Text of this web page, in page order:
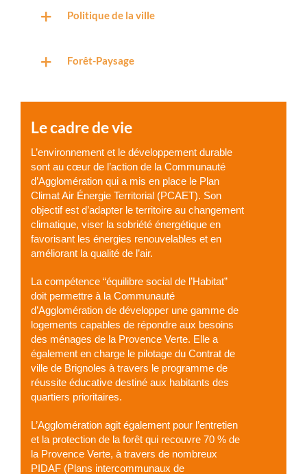
Politique de la ville
Forêt-Paysage
Le cadre de vie
L’environnement et le développement durable
sont au cœur de l’action de la Communauté
d’Agglomération qui a mis en place le Plan
Climat Air Énergie Territorial (PCAET). Son
objectif est d’adapter le territoire au changement
climatique, viser la sobriété énergétique en
favorisant les énergies renouvelables et en
améliorant la qualité de l’air.
La compétence “équilibre social de l’Habitat”
doit permettre à la Communauté
d’Agglomération de développer une gamme de
logements capables de répondre aux besoins
des ménages de la Provence Verte. Elle a
également en charge le pilotage du Contrat de
ville de Brignoles à travers le programme de
réussite éducative destiné aux habitants des
quartiers prioritaires.
L’Agglomération agit également pour l’entretien
et la protection de la forêt qui recouvre 70 % de
la Provence Verte, à travers de nombreux
PIDAF (Plans intercommunaux de